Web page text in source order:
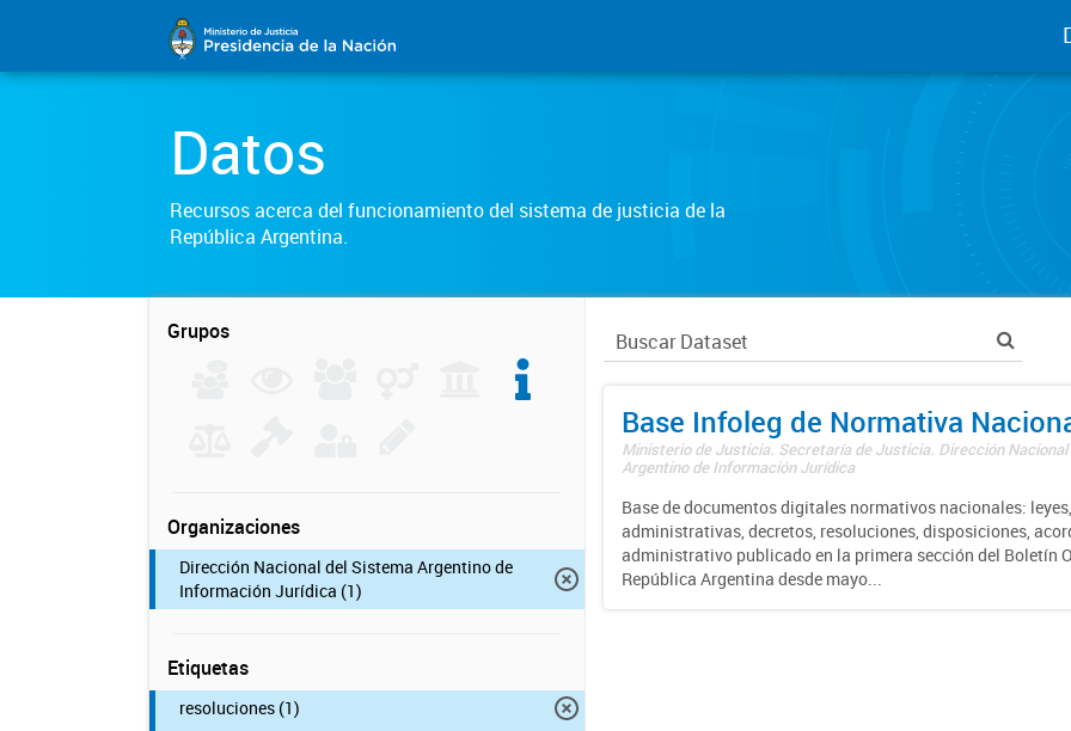
Datos
Recursos acerca del funcionamiento del sistema de justicia de la
República Argentina.
Grupos
Organizaciones
Dirección Nacional del Sistema Argentino de
Información Jurídica (1)
Etiquetas
resoluciones (1)
Base Infoleg de Normativa
Ministerio de Justicia. Secretaría de Justicia. Dirección Nacional
Argentino de Información Jurídica
Base de documentos digitales normativos nacionales:
administrativas, decretos, resoluciones, disposiciones,
administrativo publicado en la primera sección del Boletín
República Argentina desde mayo...